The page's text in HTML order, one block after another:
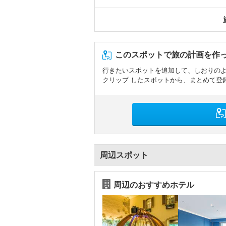
このスポットで旅の計画を作
行きたいスポットを追加して、しおりの
クリップ したスポットから、まとめて登
周辺スポット
周辺のおすすめホテル